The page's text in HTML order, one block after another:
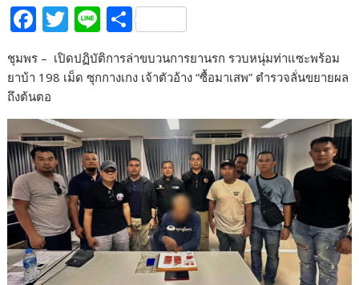
F
ac
e
b
o
o
k
T
w
itt
er
Li
n
e
S
h
ar
ชุมพร – เปิดปฏิบัติการล่าขบวนการยานรก รวบหนุ่มท่าแซะพร้อม
ยาบ้า 198 เม็ด ซุกกางเกง เจ้าตัวอ้าง “ซื้อมาเสพ” ตำรวจลั่นขยายผล
ถึงต้นตอ